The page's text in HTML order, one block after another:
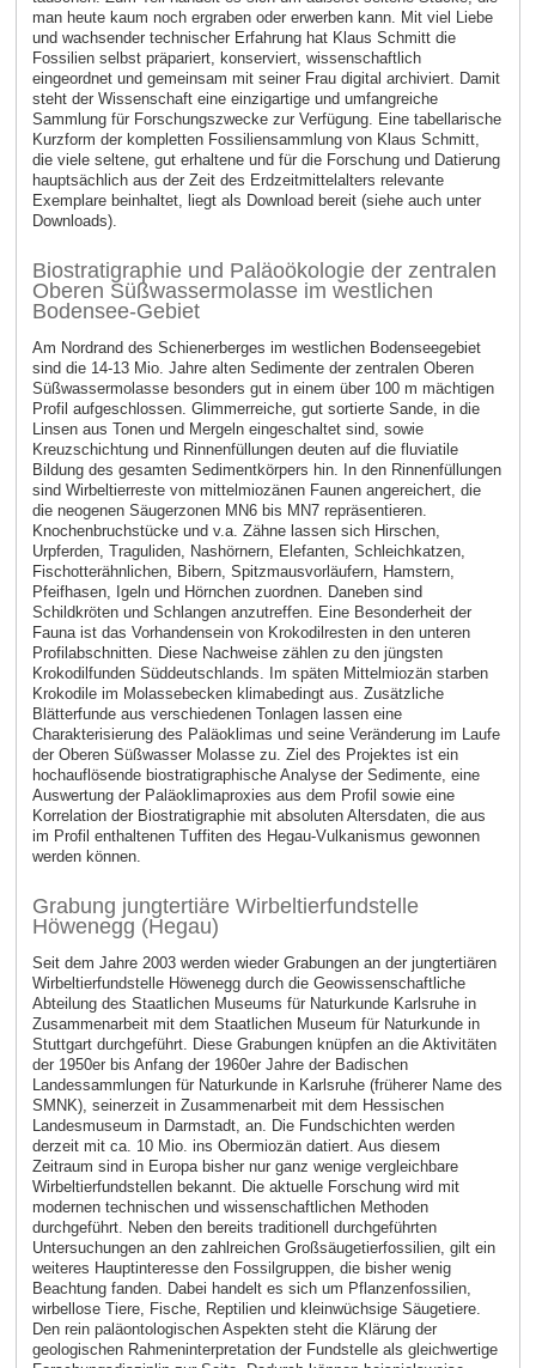
man heute kaum noch ergraben oder erwerben kann. Mit viel Liebe
und wachsender technischer Erfahrung hat Klaus Schmitt die
Fossilien selbst präpariert, konserviert, wissenschaftlich
eingeordnet und gemeinsam mit seiner Frau digital archiviert. Damit
steht der Wissenschaft eine einzigartige und umfangreiche
Sammlung für Forschungszwecke zur Verfügung. Eine tabellarische
Kurzform der kompletten Fossiliensammlung von Klaus Schmitt,
die viele seltene, gut erhaltene und für die Forschung und Datierung
hauptsächlich aus der Zeit des Erdzeitmittelalters relevante
Exemplare beinhaltet, liegt als Download bereit (siehe auch unter
Downloads).
Biostratigraphie und Paläoökologie der zentralen
Oberen Süßwassermolasse im westlichen
Bodensee-Gebiet
Am Nordrand des Schienerberges im westlichen Bodenseegebiet
sind die 14-13 Mio. Jahre alten Sedimente der zentralen Oberen
Süßwassermolasse besonders gut in einem über 100 m mächtigen
Profil aufgeschlossen. Glimmerreiche, gut sortierte Sande, in die
Linsen aus Tonen und Mergeln eingeschaltet sind, sowie
Kreuzschichtung und Rinnenfüllungen deuten auf die fluviatile
Bildung des gesamten Sedimentkörpers hin. In den Rinnenfüllungen
sind Wirbeltierreste von mittelmiozänen Faunen angereichert, die
die neogenen Säugerzonen MN6 bis MN7 repräsentieren.
Knochenbruchstücke und v.a. Zähne lassen sich Hirschen,
Urpferden, Traguliden, Nashörnern, Elefanten, Schleichkatzen,
Fischotterähnlichen, Bibern, Spitzmausvorläufern, Hamstern,
Pfeifhasen, Igeln und Hörnchen zuordnen. Daneben sind
Schildkröten und Schlangen anzutreffen. Eine Besonderheit der
Fauna ist das Vorhandensein von Krokodilresten in den unteren
Profilabschnitten. Diese Nachweise zählen zu den jüngsten
Krokodilfunden Süddeutschlands. Im späten Mittelmiozän starben
Krokodile im Molassebecken klimabedingt aus. Zusätzliche
Blätterfunde aus verschiedenen Tonlagen lassen eine
Charakterisierung des Paläoklimas und seine Veränderung im Laufe
der Oberen Süßwasser Molasse zu. Ziel des Projektes ist ein
hochauflösende biostratigraphische Analyse der Sedimente, eine
Auswertung der Paläoklimaproxies aus dem Profil sowie eine
Korrelation der Biostratigraphie mit absoluten Altersdaten, die aus
im Profil enthaltenen Tuffiten des Hegau-Vulkanismus gewonnen
werden können.
Grabung jungtertiäre Wirbeltierfundstelle
Höwenegg (Hegau)
Seit dem Jahre 2003 werden wieder Grabungen an der jungtertiären
Wirbeltierfundstelle Höwenegg durch die Geowissenschaftliche
Abteilung des Staatlichen Museums für Naturkunde Karlsruhe in
Zusammenarbeit mit dem Staatlichen Museum für Naturkunde in
Stuttgart durchgeführt. Diese Grabungen knüpfen an die Aktivitäten
der 1950er bis Anfang der 1960er Jahre der Badischen
Landessammlungen für Naturkunde in Karlsruhe (früherer Name des
SMNK), seinerzeit in Zusammenarbeit mit dem Hessischen
Landesmuseum in Darmstadt, an. Die Fundschichten werden
derzeit mit ca. 10 Mio. ins Obermiozän datiert. Aus diesem
Zeitraum sind in Europa bisher nur ganz wenige vergleichbare
Wirbeltierfundstellen bekannt. Die aktuelle Forschung wird mit
modernen technischen und wissenschaftlichen Methoden
durchgeführt. Neben den bereits traditionell durchgeführten
Untersuchungen an den zahlreichen Großsäugetierfossilien, gilt ein
weiteres Hauptinteresse den Fossilgruppen, die bisher wenig
Beachtung fanden. Dabei handelt es sich um Pflanzenfossilien,
wirbellose Tiere, Fische, Reptilien und kleinwüchsige Säugetiere.
Den rein paläontologischen Aspekten steht die Klärung der
geologischen Rahmeninterpretation der Fundstelle als gleichwertige